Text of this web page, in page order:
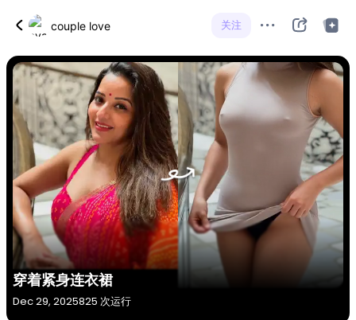
couple love 关注
穿着紧身连衣裙
Dec 29, 2025825 次运行